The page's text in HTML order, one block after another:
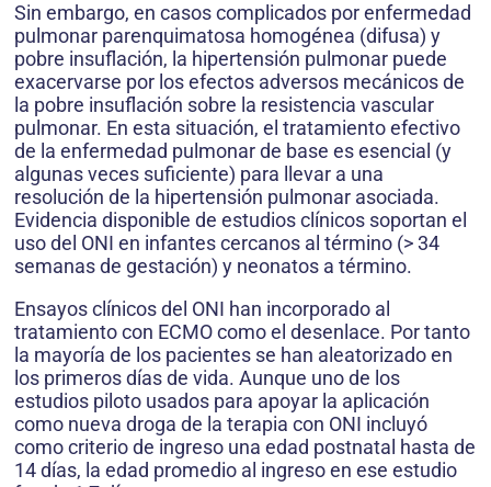
Sin embargo, en casos complicados por enfermedad
pulmonar parenquimatosa homogénea (difusa) y
pobre insuflación, la hipertensión pulmonar puede
exacervarse por los efectos adversos mecánicos de
la pobre insuflación sobre la resistencia vascular
pulmonar. En esta situación, el tratamiento efectivo
de la enfermedad pulmonar de base es esencial (y
algunas veces suficiente) para llevar a una
resolución de la hipertensión pulmonar asociada.
Evidencia disponible de estudios clínicos soportan el
uso del ONI en infantes cercanos al término (> 34
semanas de gestación) y neonatos a término.
Ensayos clínicos del ONI han incorporado al
tratamiento con ECMO como el desenlace. Por tanto
la mayoría de los pacientes se han aleatorizado en
los primeros días de vida. Aunque uno de los
estudios piloto usados para apoyar la aplicación
como nueva droga de la terapia con ONI incluyó
como criterio de ingreso una edad postnatal hasta de
14 días, la edad promedio al ingreso en ese estudio